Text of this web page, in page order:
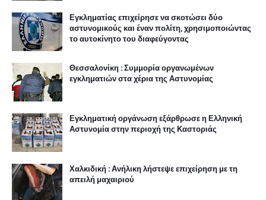
Εγκληματίας επιχείρησε να σκοτώσει δύο
αστυνομικούς και έναν πολίτη, χρησιμοποιώντας
το αυτοκίνητο του διαφεύγοντας
Θεσσαλονίκη : Συμμορία οργανωμένων
εγκληματιών στα χέρια της Αστυνομίας
Εγκληματική οργάνωση εξάρθρωσε η Ελληνική
Αστυνομία στην περιοχή της Καστοριάς
Χαλκιδική : Ανήλικη λήστεψε επιχείρηση με τη
απειλή μαχαιριού